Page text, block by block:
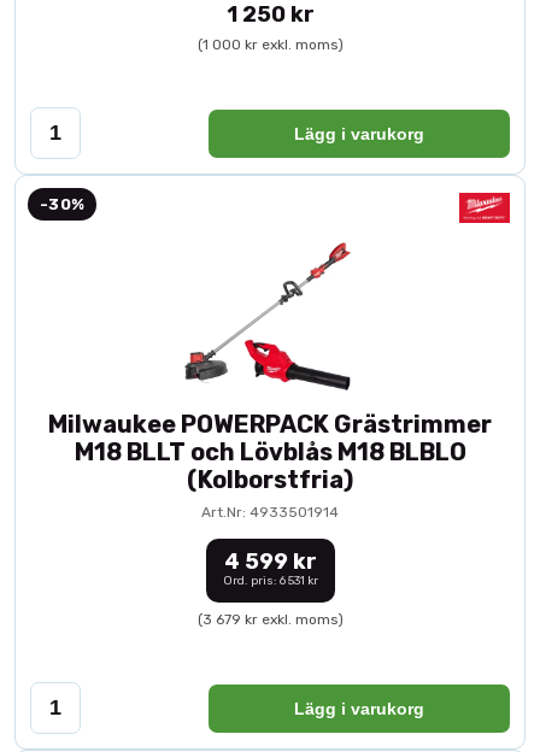
1 250 kr
(1 000 kr exkl. moms)
Lägg i varukorg
-30%
Milwaukee POWERPACK Grästrimmer
M18 BLLT och Lövblås M18 BLBLO
(Kolborstfria)
Art.Nr: 4933501914
4 599 kr
Ord. pris: 6 531 kr
(3 679 kr exkl. moms)
Lägg i varukorg